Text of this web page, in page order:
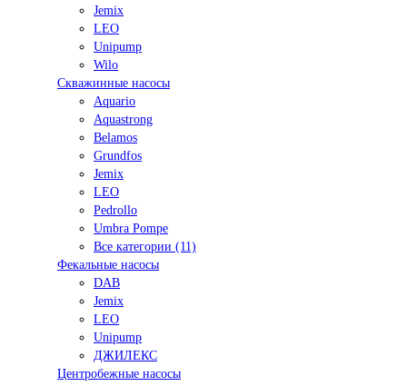
Jemix
LEO
Unipump
Wilo
Скважинные насосы
Aquario
Aquastrong
Belamos
Grundfos
Jemix
LEO
Pedrollo
Umbra Pompe
Все категории (11)
Фекальные насосы
DAB
Jemix
LEO
Unipump
ДЖИЛЕКС
Центробежные насосы